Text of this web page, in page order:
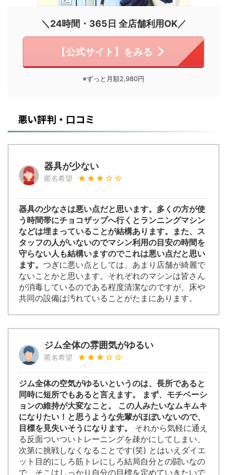
＼24時間・365日 全店舗利用OK／
【公式サイト】をみる
※ずっと月額2,980円
悪い評判・口コミ
器具が少ない
匿名希望
器具の少なさは悪い点だと思います。多くの方が使
う時間帯にチョコザップへ行くとランニングマシン
などは埋まっていることが結構あります。また、ス
タッフの人がいないのでマシン利用の目安の時間を
守らない人も結構いますのでこれは悪い点だと思い
ます。 つぎに悪い点としては、あまり店舗が綺麗で
ないことかと思います。それぞれのマシンは皆さん
が消毒しているのである程度清潔なのですが、床や
共同の設備は汚れていることがたまにあります。
ジム全体の雰囲気がゆるい
匿名希望
ジム全体の空気がゆるいというのは、長所であると
同時に短所でもあると言えます。 まず、モチベーシ
ョンの維持が大変なこと。 この人みたいなムキムキ
になりたい！と思うような先輩がほぼいないので、
目標を見失いそうになります。
それから気軽に通え
る反面ついついトレーニングを疎かにしてしまい、
次第に挑戦しなくなることです(笑) とはいえダイエ
ット目的にしろ筋トレにしろ結局自分との闘いなの
で、そこはしっかり自分の目標を定めていきたいで